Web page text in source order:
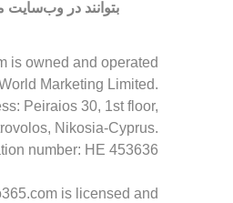
بتوانند در وب‌سایت
is owned and operated
Marketing Limited.
Peiraios 30, 1st floor,
Nikosia-Cyprus.
number: HE 453636.
is licensed and